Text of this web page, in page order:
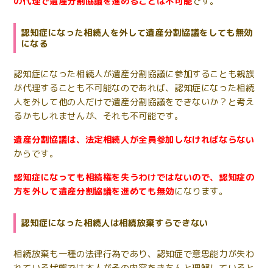
認知症になった相続人を外して遺産分割協議をしても無効
になる
認知症になった相続人が遺産分割協議に参加することも親族
が代理することも不可能なのであれば、認知症になった相続
人を外して他の人だけで遺産分割協議をできないか？と考え
るかもしれませんが、それも不可能です。
遺産分割協議は、法定相続人が全員参加しなければならない
からです。
認知症になっても相続権を失うわけではないので、認知症の
方を外して遺産分割協議を進めても無効になります。
認知症になった相続人は相続放棄すらできない
相続放棄も一種の法律行為であり、認知症で意思能力が失わ